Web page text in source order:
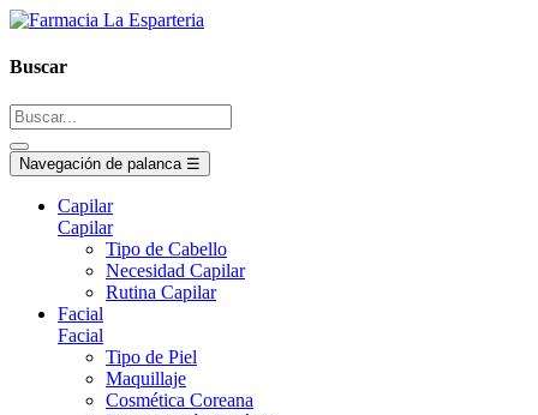
Buscar
Navegación de palanca ☰
Capilar
Capilar
Tipo de Cabello
Necesidad Capilar
Rutina Capilar
Facial
Facial
Tipo de Piel
Maquillaje
Cosmética Coreana